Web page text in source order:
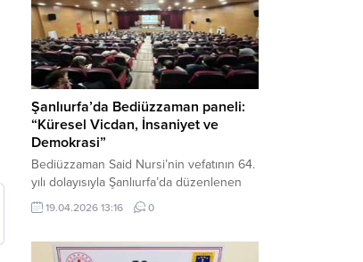
Çarpıştılar Edinilen bilgilere göre,
Hüseyin Çelik (29)...
Şanlıurfa’da Bediüzzaman paneli:
“Küresel Vicdan, İnsaniyet ve
Demokrasi”
Bediüzzaman Said Nursi’nin vefatının 64.
yılı dolayısıyla Şanlıurfa’da düzenlenen
panelde, günümüzün manevi ve
toplumsal sorunlarına Risale-i Nur
Necmettin Cevheri Kültür Merkezi’nde
19.04.2026 13:16 0